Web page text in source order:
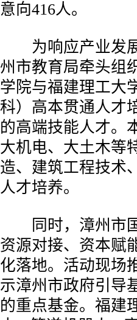
意向416人。
为响应产业发展
州市教育局牵头组
学院与福建理工大
科）高本贯通人才
的高端技能人才。
大机电、大土木等
造、建筑工程技术
人才培养。
同时，漳州市国
资源对接、资本赋
化落地。活动现场
示漳州市政府引导
的重点基金。福建